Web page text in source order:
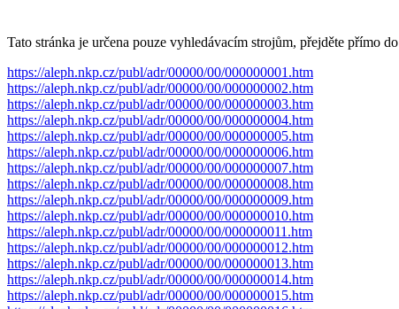
Tato stránka je určena pouze vyhledávacím strojům, přejděte přímo do
https://aleph.nkp.cz/publ/adr/00000/00/000000001.htm
https://aleph.nkp.cz/publ/adr/00000/00/000000002.htm
https://aleph.nkp.cz/publ/adr/00000/00/000000003.htm
https://aleph.nkp.cz/publ/adr/00000/00/000000004.htm
https://aleph.nkp.cz/publ/adr/00000/00/000000005.htm
https://aleph.nkp.cz/publ/adr/00000/00/000000006.htm
https://aleph.nkp.cz/publ/adr/00000/00/000000007.htm
https://aleph.nkp.cz/publ/adr/00000/00/000000008.htm
https://aleph.nkp.cz/publ/adr/00000/00/000000009.htm
https://aleph.nkp.cz/publ/adr/00000/00/000000010.htm
https://aleph.nkp.cz/publ/adr/00000/00/000000011.htm
https://aleph.nkp.cz/publ/adr/00000/00/000000012.htm
https://aleph.nkp.cz/publ/adr/00000/00/000000013.htm
https://aleph.nkp.cz/publ/adr/00000/00/000000014.htm
https://aleph.nkp.cz/publ/adr/00000/00/000000015.htm